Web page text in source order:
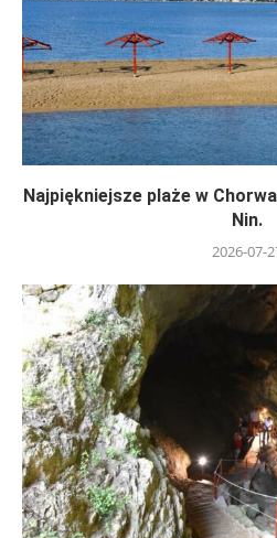
Najpiękniejsze plaże w
Nin.
2026-07-